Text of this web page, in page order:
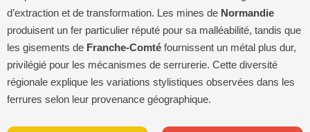
d’extraction et de transformation. Les mines de Normandie
produisent un fer particulier réputé pour sa malléabilité, tandis que
les gisements de Franche-Comté fournissent un métal plus dur,
privilégié pour les mécanismes de serrurerie. Cette diversité
régionale explique les variations stylistiques observées dans les
ferrures selon leur provenance géographique.